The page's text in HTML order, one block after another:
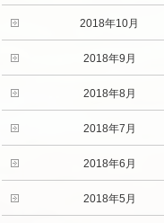
2018年10月
2018年9月
2018年8月
2018年7月
2018年6月
2018年5月